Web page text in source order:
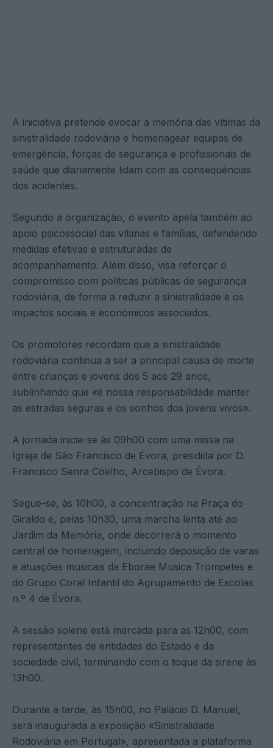
A iniciativa pretende evocar a memória das vítimas da
sinistralidade rodoviária e homenagear equipas de
emergência, forças de segurança e profissionais de
saúde que diariamente lidam com as consequências
dos acidentes.
Segundo a organização, o evento apela também ao
apoio psicossocial das vítimas e famílias, defendendo
medidas efetivas e estruturadas de
acompanhamento. Além disso, visa reforçar o
compromisso com políticas públicas de segurança
rodoviária, de forma a reduzir a sinistralidade e os
impactos sociais e económicos associados.
Os promotores recordam que a sinistralidade
rodoviária continua a ser a principal causa de morte
entre crianças e jovens dos 5 aos 29 anos,
sublinhando que «é nossa responsabilidade manter
as estradas seguras e os sonhos dos jovens vivos».
A jornada inicia-se às 09h00 com uma missa na
Igreja de São Francisco de Évora, presidida por D.
Francisco Senra Coelho, Arcebispo de Évora.
Segue-se, às 10h00, a concentração na Praça do
Giraldo e, pelas 10h30, uma marcha lenta até ao
Jardim da Memória, onde decorrerá o momento
central de homenagem, incluindo deposição de varas
e atuações musicais da Eborae Musica Trompetes e
do Grupo Coral Infantil do Agrupamento de Escolas
n.º 4 de Évora.
A sessão solene está marcada para as 12h00, com
representantes de entidades do Estado e da
sociedade civil, terminando com o toque da sirene às
13h00.
Durante a tarde, às 15h00, no Palácio D. Manuel,
será inaugurada a exposição «Sinistralidade
Rodoviária em Portugal», apresentada a plataforma